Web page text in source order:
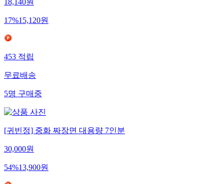
18,140원
17%15,120원
453적립
무료배송
5명구매중
[귀빈정] 중화 짜장면 대용량 7인분
30,000원
54%13,900원